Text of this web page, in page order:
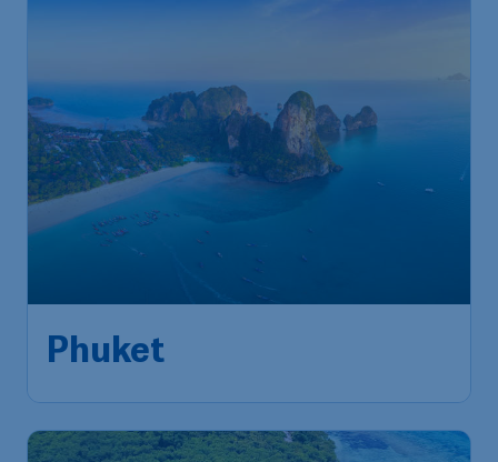
Phuket
Phuket
international de Phuket